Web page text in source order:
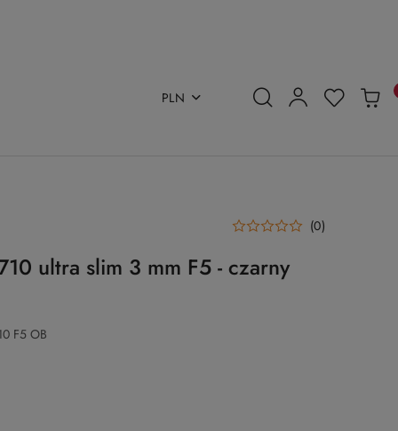
PLN
(0)
ultra slim 3 mm F5 - czarny
F5 OB